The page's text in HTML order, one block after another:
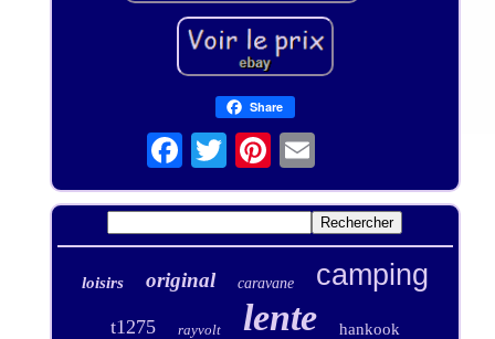
Share
loisirs original caravane camping
t1275 rayvolt lente hankook